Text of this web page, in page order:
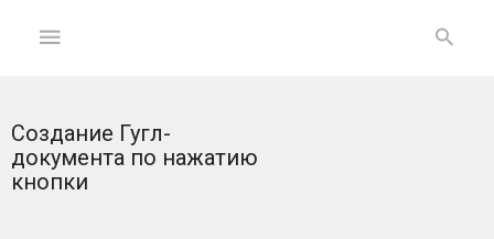
ГЛАВНАЯ
На
Создание Гугл-
документа по нажатию
кнопки